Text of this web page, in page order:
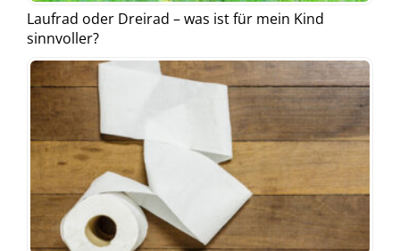
Laufrad oder Dreirad – was ist für mein Kind
sinnvoller?